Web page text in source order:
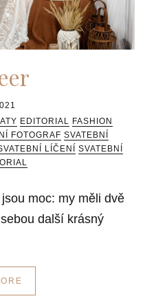
EDITORIAL FASHION
FOTOGRAF SVATEBNÍ
LÍČENÍ
SVATEBNÍ
moc: my měli dvě
další krásný